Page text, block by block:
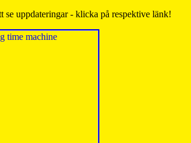
se uppdateringar - klicka på respektive länk!